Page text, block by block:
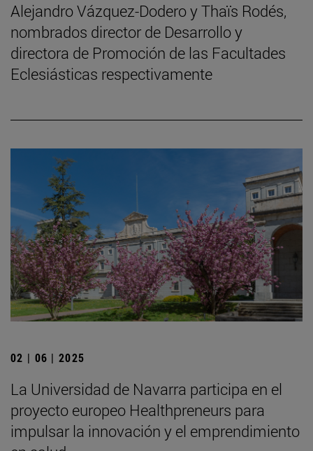
Alejandro Vázquez-Dodero y Thaïs Rodés,
nombrados director de Desarrollo y
directora de Promoción de las Facultades
Eclesiásticas respectivamente
02 | 06 | 2025
La Universidad de Navarra participa en el
proyecto europeo Healthpreneurs para
impulsar la innovación y el emprendimiento